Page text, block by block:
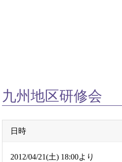
九州地区研修会
日時
2012/04/21(土) 18:00より